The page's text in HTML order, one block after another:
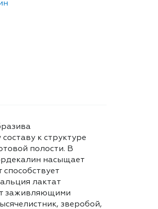
к структуре
полости. В
насыщает
лактат
заживляющими
зверобой,